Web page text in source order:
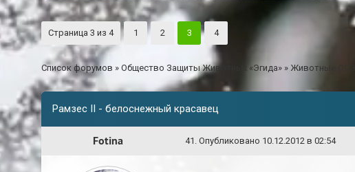
Страница 3 из 4 1 2 3 4
Список форумов » Общество Защиты Животных «Эгида» » Животные
Рамзес II - белоснежный красавец
Fotina 41 . Опубликовано 10.12.2012 в 02:54